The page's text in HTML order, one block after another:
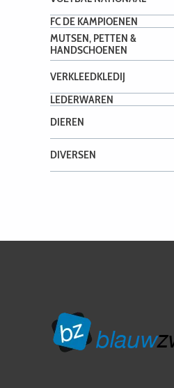
FC DE KAMPIOENEN
MUTSEN, PETTEN &
HANDSCHOENEN
VERKLEEDKLEDIJ
LEDERWAREN
DIEREN
DIVERSEN